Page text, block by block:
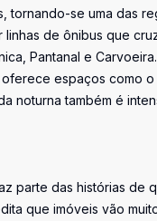
tornando-se uma das
de ônibus que
Pantanal e Carvoeira.
espaços como
noturna também é
parte das histórias
que imóveis vão